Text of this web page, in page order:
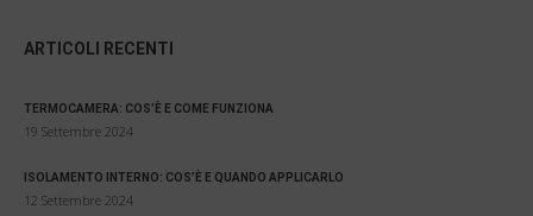
ARTICOLI RECENTI
TERMOCAMERA: COS’È E COME FUNZIONA
19 Settembre 2024
ISOLAMENTO INTERNO: COS’È E QUANDO APPLICARLO
12 Settembre 2024